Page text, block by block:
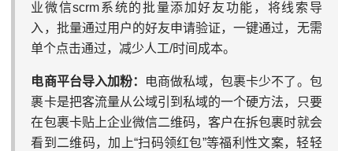
业微信scrm系统的批量添加好友功能，将线索导
入，批量通过用户的好友申请验证，一键通过，无需
单个点击通过，减少人工/时间成本。
电商平台导入加粉：
电商做私域，包裹卡少不了。包
裹卡是把客流量从公域引到私域的一个硬方法，只要
在包裹卡贴上企业微信二维码，客户在拆包裹时就会
看到二维码，加上“扫码领红包”等福利性文案，轻轻